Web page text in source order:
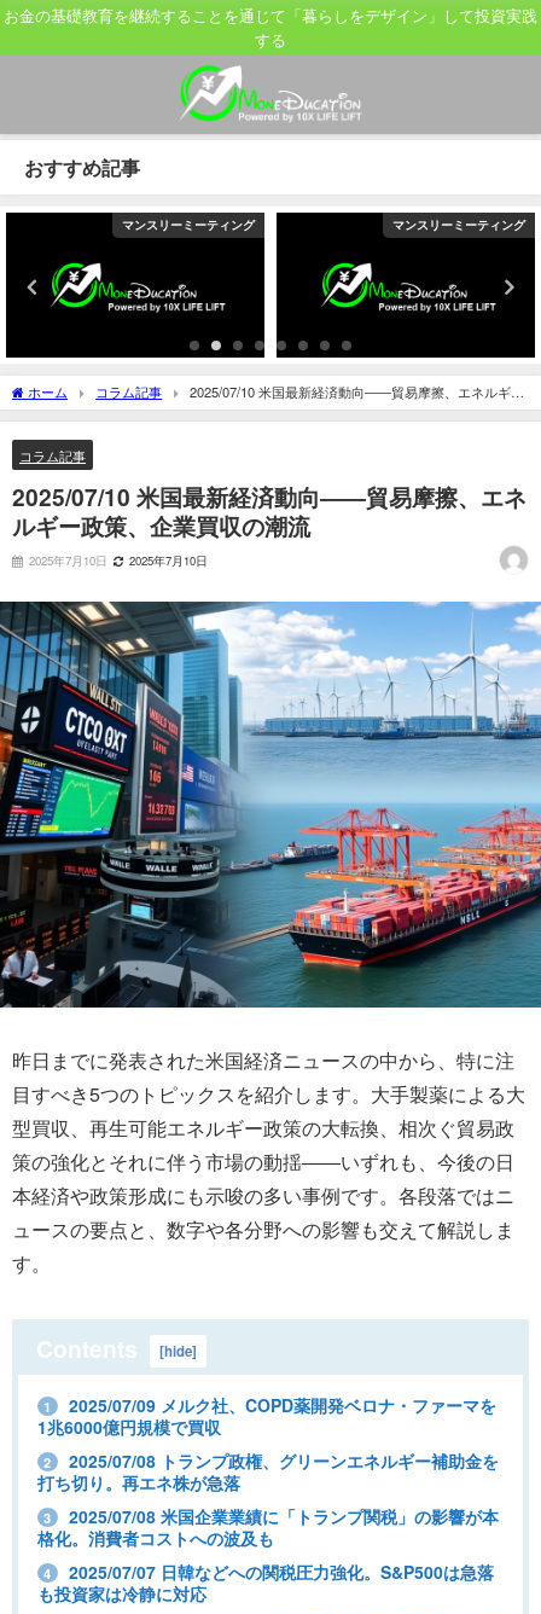
お金の基礎教育を継続することを通じて「暮らしをデザイン」して投資実践
する
おすすめ記事
マンスリーミーティング マンスリーミーティング
ホーム コラム記事
2025/07/10 米国最新経済動向――貿易摩擦、エネルギー
政策、企業買収の潮流
コラム記事
2025/07/10 米国最新経済動向――貿易摩擦、エネ
ルギー政策、企業買収の潮流
2025年7月10日 2025年7月10日
昨日までに発表された米国経済ニュースの中から、特に注
目すべき5つのトピックスを紹介します。大手製薬による大
型買収、再生可能エネルギー政策の大転換、相次ぐ貿易政
策の強化とそれに伴う市場の動揺――いずれも、今後の日
本経済や政策形成にも示唆の多い事例です。各段落ではニ
ュースの要点と、数字や各分野への影響も交えて解説しま
す。
Contents [hide]
1
2025/07/09 メルク社、COPD薬開発ベロナ・ファーマを
1兆6000億円規模で買収
2
2025/07/08 トランプ政権、グリーンエネルギー補助金を
打ち切り。再エネ株が急落
3
2025/07/08 米国企業業績に「トランプ関税」の影響が本
格化。消費者コストへの波及も
4
2025/07/07 日韓などへの関税圧力強化。S&P500は急落
も投資家は冷静に対応